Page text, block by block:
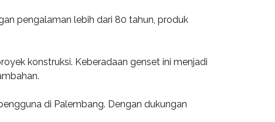
pengalaman lebih dari 80 tahun, produk
konstruksi. Keberadaan genset ini menjadi
di Palembang. Dengan dukungan